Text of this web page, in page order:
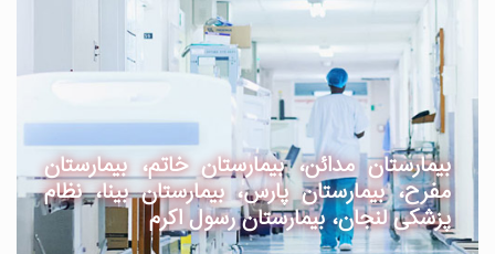
بیمارستان مدائن، بیمارستان خاتم، بیمارستان
مفرح، بیمارستان پارس، بیمارستان بینا، نظام
پزشکی لنجان، بیمارستان رسول اکرم